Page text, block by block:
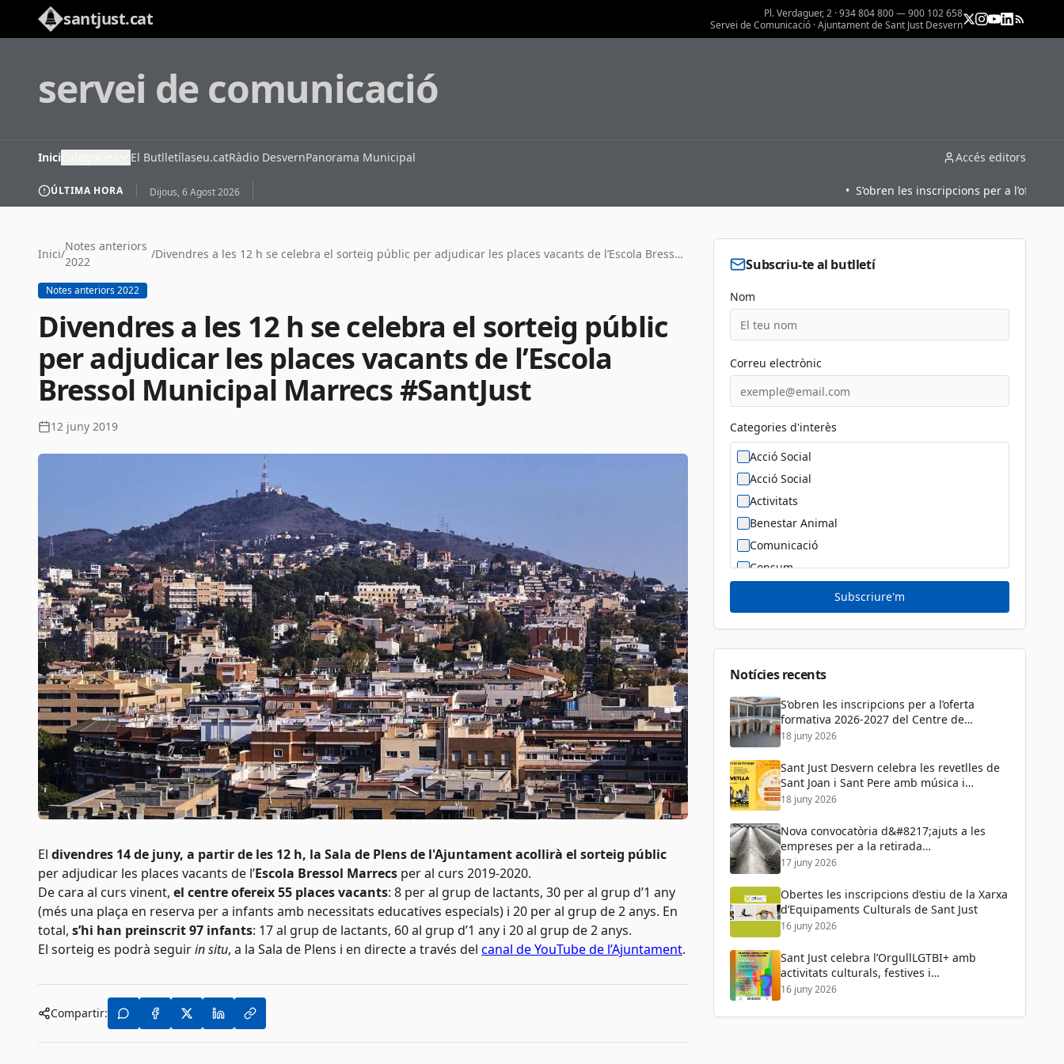
santjust.cat
Pl. Verdaguer, 2 · 934 804 800 — 900 102 658
Servei de Comunicació · Ajuntament de Sant Just Desvern
servei de comunicació
Inici El Butlletílaseu.catRàdio DesvernPanorama Municipal Accés editors
ÚLTIMA HORA Dijous, 6 Agost 2026 S’obren les inscripcions per a l’oferta
Inici/
Notes anteriors
2022
/ Divendres a les 12 h se celebra el sorteig públic per adjudicar les places vacants de l’Escola Bressol Municipal Marrecs #SantJust
Notes anteriors 2022
Divendres a les 12 h se celebra el sorteig públic
per adjudicar les places vacants de l’Escola
Bressol Municipal Marrecs #SantJust
12 juny 2019
El divendres 14 de juny, a partir de les 12 h, la Sala de Plens de l'Ajuntament acollirà el sorteig públic
per adjudicar les places vacants de l’Escola Bressol Marrecs per al curs 2019-2020.
De cara al curs vinent, el centre ofereix 55 places vacants: 8 per al grup de lactants, 30 per al grup d’1 any
(més una plaça en reserva per a infants amb necessitats educatives especials) i 20 per al grup de 2 anys. En
total, s’hi han preinscrit 97 infants: 17 al grup de lactants, 60 al grup d’1 any i 20 al grup de 2 anys.
El sorteig es podrà seguirin situ, a la Sala de Plens i en directe a través del canal de YouTube de l’Ajuntament.
Compartir:
Subscriu-te al butlletí
Nom
Correu electrònic
Categories d'interès
Acció Social
Acció Social
Activitats
Benestar Animal
Comunicació
Consum
Diversitat Sexual i de Gènere
Dona
Subscriure'm
Notícies recents
S’obren les inscripcions per a l’oferta
formativa 2026-2027 del Centre de
Formació de Persones Adultes
18 juny 2026
Sant Just Desvern celebra les revetlles de
Sant Joan i Sant Pere amb música i
activitats per a tots els públics
18 juny 2026
Nova convocatòria d&#8217;ajuts a les
empreses per a la retirada
d&#8217;amiant
17 juny 2026
Obertes les inscripcions d’estiu de la Xarxa
d’Equipaments Culturals de Sant Just
16 juny 2026
Sant Just celebra l’OrgullLGTBI+ amb
activitats culturals, festives i
reivindicatives
16 juny 2026